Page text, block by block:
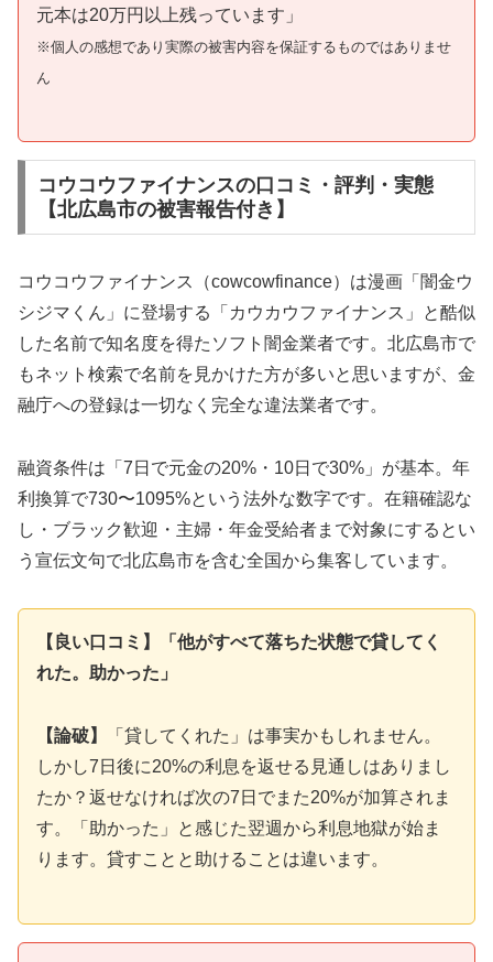
元本は20万円以上残っています」
※個人の感想であり実際の被害内容を保証するものではありませ
ん
コウコウファイナンスの口コミ・評判・実態
【北広島市の被害報告付き】
コウコウファイナンス（cowcowfinance）は漫画「闇金ウ
シジマくん」に登場する「カウカウファイナンス」と酷似
した名前で知名度を得たソフト闇金業者です。北広島市で
もネット検索で名前を見かけた方が多いと思いますが、金
融庁への登録は一切なく完全な違法業者です。
融資条件は「7日で元金の20%・10日で30%」が基本。年
利換算で730〜1095%という法外な数字です。在籍確認な
し・ブラック歓迎・主婦・年金受給者まで対象にするとい
う宣伝文句で北広島市を含む全国から集客しています。
【良い口コミ】「他がすべて落ちた状態で貸してく
れた。助かった」
【論破】
「貸してくれた」は事実かもしれません。
しかし7日後に20%の利息を返せる見通しはありまし
たか？返せなければ次の7日でまた20%が加算されま
す。「助かった」と感じた翌週から利息地獄が始ま
ります。貸すことと助けることは違います。